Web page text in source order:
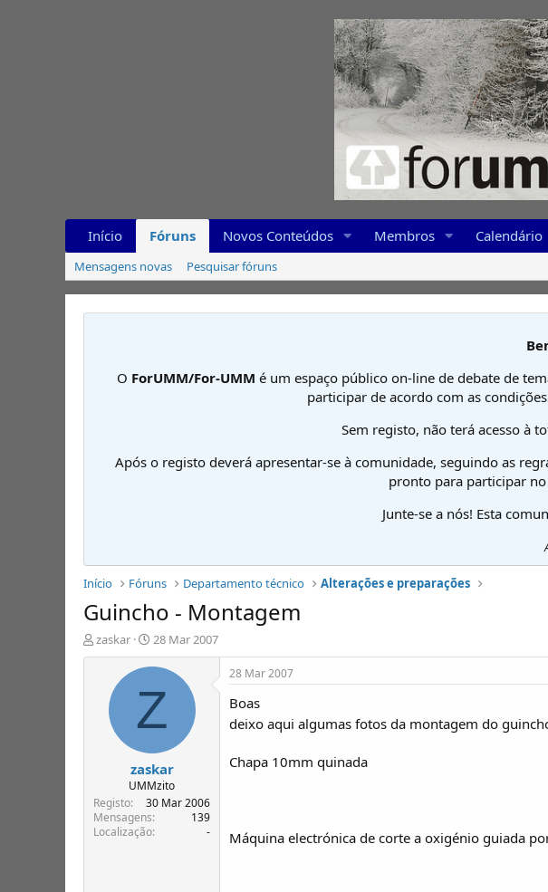
Início Fóruns Novos Conteúdos Membros Calendário
Mensagens novas Pesquisar fóruns
O ForUMM/For-UMM é um espaço público on-line de debate de
participar de acordo com as
Sem registo, não terá acesso à
Após o registo deverá apresentar-se à comunidade, seguindo as
pronto para participar
Junte-se a nós! Esta
Início Fóruns Departamento técnico Alterações e preparações
Guincho - Montagem
I
n
e
T
ó
zaskar
D
a
t
d
e
n
í
c
i
o
28 Mar 2007
Z
zaskar
UMMzito
Registo
30 Mar 2006
Mensagens
139
Localização
-
28 Mar 2007
Boas
deixo aqui algumas fotos da montagem do
Chapa 10mm quinada
Máquina electrónica de corte a oxigénio guiada